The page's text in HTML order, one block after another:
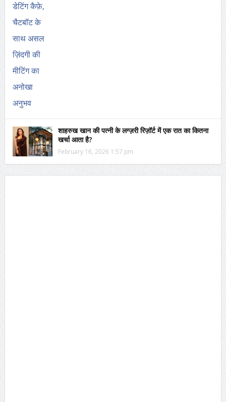
शाहरुख खान की पत्नी के लग्ज़री रिज़ॉर्ट में एक रात का कितना
खर्चा आता है?
February 16, 2026 1:57 pm